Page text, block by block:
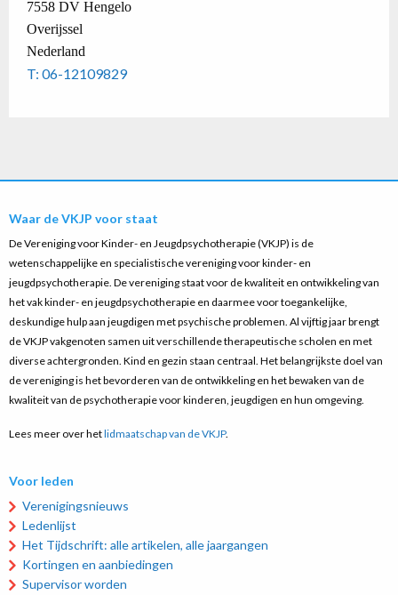
7558 DV Hengelo
Overijssel
Nederland
T: 06-12109829
Waar de VKJP voor staat
De Vereniging voor Kinder- en Jeugdpsychotherapie (VKJP) is de
wetenschappelijke en specialistische vereniging voor kinder- en
jeugdpsychotherapie. De vereniging staat voor de kwaliteit en ontwikkeling van
het vak kinder- en jeugdpsychotherapie en daarmee voor toegankelijke,
deskundige hulp aan jeugdigen met psychische problemen. Al vijftig jaar brengt
de VKJP vakgenoten samen uit verschillende therapeutische scholen en met
diverse achtergronden. Kind en gezin staan centraal. Het belangrijkste doel van
de vereniging is het bevorderen van de ontwikkeling en het bewaken van de
kwaliteit van de psychotherapie voor kinderen, jeugdigen en hun omgeving.
Lees meer over hetlidmaatschap van de VKJP.
Voor leden
Verenigingsnieuws
Ledenlijst
Het Tijdschrift: alle artikelen, alle jaargangen
Kortingen en aanbiedingen
Supervisor worden